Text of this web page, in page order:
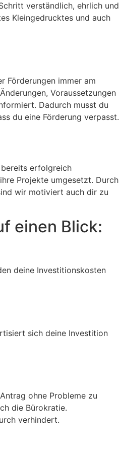
verständlich, ehrlich und
Kleingedrucktes und auch
Förderungen immer am
Voraussetzungen
Dadurch musst du
du eine Förderung verpasst.
bereits erfolgreich
Projekte umgesetzt. Durch
wir motiviert auch dir zu
einen Blick:
deine Investitionskosten
sich deine Investition
ohne Probleme zu
die Bürokratie.
verhindert.